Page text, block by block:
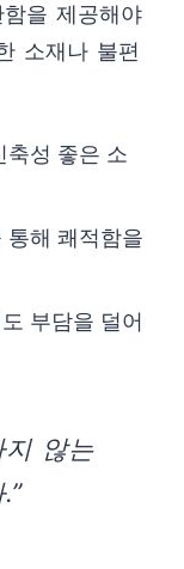
을 제공해야
소재나 불편
축성 좋은 소
통해 쾌적함을
부담을 덜어
지 않는